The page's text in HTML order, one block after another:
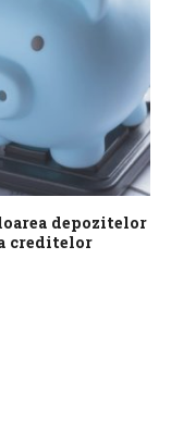
depozitelor
creditelor